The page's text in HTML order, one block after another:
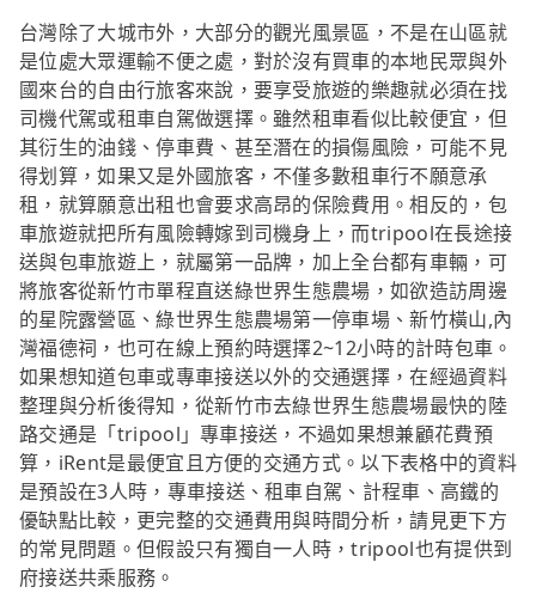
台灣除了大城市外，大部分的觀光風景區，不是在山區就
是位處大眾運輸不便之處，對於沒有買車的本地民眾與外
國來台的自由行旅客來說，要享受旅遊的樂趣就必須在找
司機代駕或租車自駕做選擇。雖然租車看似比較便宜，但
其衍生的油錢、停車費、甚至潛在的損傷風險，可能不見
得划算，如果又是外國旅客，不僅多數租車行不願意承
租，就算願意出租也會要求高昂的保險費用。相反的，包
車旅遊就把所有風險轉嫁到司機身上，而tripool在長途接
送與包車旅遊上，就屬第一品牌，加上全台都有車輛，可
將旅客從新竹市單程直送綠世界生態農場，如欲造訪周邊
的星院露營區、綠世界生態農場第一停車場、新竹橫山,內
灣福德祠，也可在線上預約時選擇2~12小時的計時包車。
如果想知道包車或專車接送以外的交通選擇，在經過資料
整理與分析後得知，從新竹市去綠世界生態農場最快的陸
路交通是「tripool」專車接送，不過如果想兼顧花費預
算，iRent是最便宜且方便的交通方式。以下表格中的資料
是預設在3人時，專車接送、租車自駕、計程車、高鐵的
優缺點比較，更完整的交通費用與時間分析，請見更下方
的常見問題。但假設只有獨自一人時，tripool也有提供到
府接送共乘服務。